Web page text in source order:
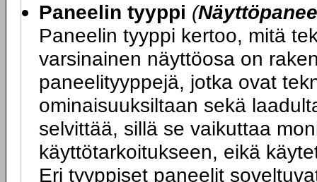
Paneelin tyyppi (
Paneelin tyyppi kertoo, mitä
varsinainen näyttöosa on
paneelityyppejä, jotka ovat
ominaisuuksiltaan sekä
selvittää, sillä se vaikuttaa
käyttötarkoitukseen, eikä
Eri tyyppiset paneelit